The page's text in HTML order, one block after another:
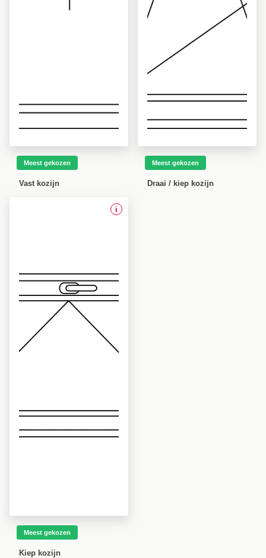
Meest gekozen
Vast kozijn
Meest gekozen
Draai / kiep kozijn
i
Meest gekozen
Kiep kozijn